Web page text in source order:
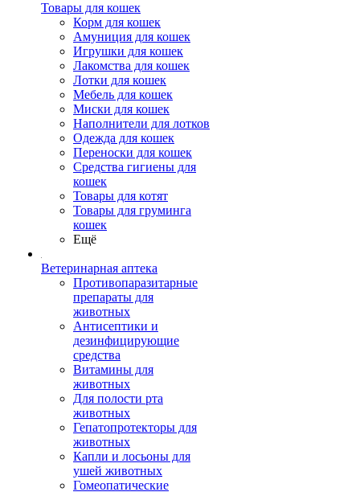
Товары для кошек
Корм для кошек
Амуниция для кошек
Игрушки для кошек
Лакомства для кошек
Лотки для кошек
Мебель для кошек
Миски для кошек
Наполнители для лотков
Одежда для кошек
Переноски для кошек
Средства гигиены для
кошек
Товары для котят
Товары для груминга
кошек
Ещё
Ветеринарная аптека
Противопаразитарные
препараты для
животных
Антисептики и
дезинфицирующие
средства
Витамины для
животных
Для полости рта
животных
Гепатопротекторы для
животных
Капли и лосьоны для
ушей животных
Гомеопатические